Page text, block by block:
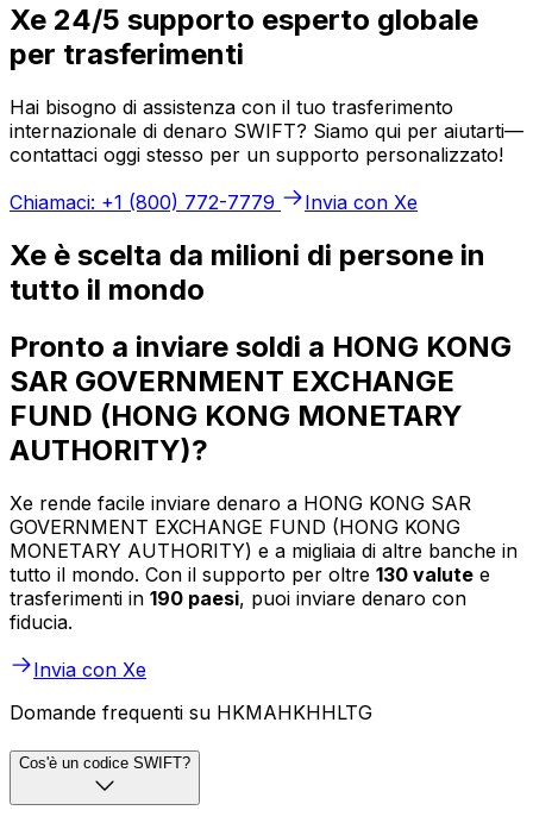
Xe 24/5 supporto esperto globale
per trasferimenti
Hai bisogno di assistenza con il tuo trasferimento
internazionale di denaro SWIFT? Siamo qui per aiutarti—
contattaci oggi stesso per un supporto personalizzato!
Chiamaci: +1 (800) 772-7779
Invia con Xe
Xe è scelta da milioni di persone in
tutto il mondo
Pronto a inviare soldi a HONG KONG
SAR GOVERNMENT EXCHANGE
FUND (HONG KONG MONETARY
AUTHORITY)?
Xe rende facile inviare denaro a HONG KONG SAR
GOVERNMENT EXCHANGE FUND (HONG KONG
MONETARY AUTHORITY) e a migliaia di altre banche in
tutto il mondo. Con il supporto per oltre 130 valute e
trasferimenti in 190 paesi, puoi inviare denaro con
fiducia.
Invia con Xe
Domande frequenti su HKMAHKHHLTG
Cos'è un codice SWIFT?